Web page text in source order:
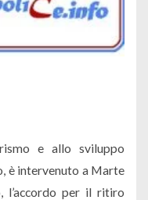
e allo sviluppo
è intervenuto a Marte
l’accordo per il ritiro